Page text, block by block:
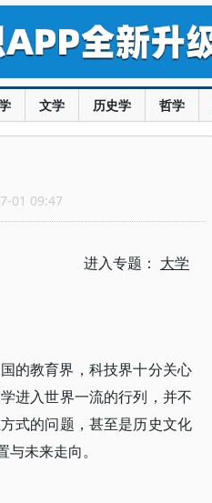
文学 历史学 哲学
01 09:47
进入专题： 大学
的教育界，科技界十分关心
进入世界一流的行列，并不
式的问题，甚至是历史文化
未来走向。